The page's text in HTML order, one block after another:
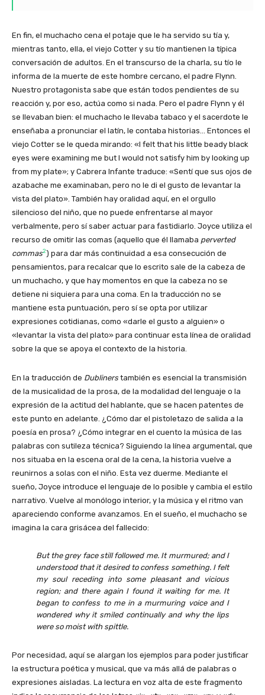
En fin, el muchacho cena el potaje que le ha servido su tía y,
mientras tanto, ella, el viejo Cotter y su tío mantienen la típica
conversación de adultos. En el transcurso de la charla, su tío le
informa de la muerte de este hombre cercano, el padre Flynn.
Nuestro protagonista sabe que están todos pendientes de su
reacción y, por eso, actúa como si nada. Pero el padre Flynn y él
se llevaban bien: el muchacho le llevaba tabaco y el sacerdote le
enseñaba a pronunciar el latín, le contaba historias… Entonces el
viejo Cotter se le queda mirando: «I felt that his little beady black
eyes were examining me but I would not satisfy him by looking up
from my plate»; y Cabrera Infante traduce: «Sentí que sus ojos de
azabache me examinaban, pero no le di el gusto de levantar la
vista del plato». También hay oralidad aquí, en el orgullo
silencioso del niño, que no puede enfrentarse al mayor
verbalmente, pero sí saber actuar para fastidiarlo. Joyce utiliza el
recurso de omitir las comas (aquello que él llamaba perverted
commas2) para dar más continuidad a esa consecución de
pensamientos, para recalcar que lo escrito sale de la cabeza de
un muchacho, y que hay momentos en que la cabeza no se
detiene ni siquiera para una coma. En la traducción no se
mantiene esta puntuación, pero sí se opta por utilizar
expresiones cotidianas, como «darle el gusto a alguien» o
«levantar la vista del plato» para continuar esta línea de oralidad
sobre la que se apoya el contexto de la historia.
En la traducción de Dubliners también es esencial la transmisión
de la musicalidad de la prosa, de la modalidad del lenguaje o la
expresión de la actitud del hablante, que se hacen patentes de
este punto en adelante. ¿Cómo dar el pistoletazo de salida a la
poesía en prosa? ¿Cómo integrar en el cuento la música de las
palabras con sutileza técnica? Siguiendo la línea argumental, que
nos situaba en la escena oral de la cena, la historia vuelve a
reunirnos a solas con el niño. Esta vez duerme. Mediante el
sueño, Joyce introduce el lenguaje de lo posible y cambia el estilo
narrativo. Vuelve al monólogo interior, y la música y el ritmo van
apareciendo conforme avanzamos. En el sueño, el muchacho se
imagina la cara grisácea del fallecido:
But the grey face still followed me. It murmured; and I
understood that it desired to confess something. I felt
my soul receding into some pleasant and vicious
region; and there again I found it waiting for me. It
began to confess to me in a murmuring voice and I
wondered why it smiled continually and why the lips
were so moist with spittle.
Por necesidad, aquí se alargan los ejemplos para poder justificar
la estructura poética y musical, que va más allá de palabras o
expresiones aisladas. La lectura en voz alta de este fragmento